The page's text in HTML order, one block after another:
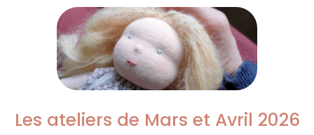
Les ateliers de Mars et Avril 2026